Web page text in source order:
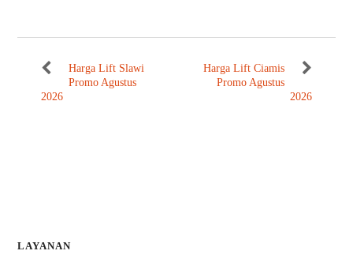
Harga Lift Slawi
Promo Agustus
2026
Harga Lift Ciamis
Promo Agustus
2026
LAYANAN